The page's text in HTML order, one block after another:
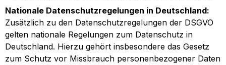
Nationale Datenschutzregelungen in Deutschland:
Zusätzlich zu den Datenschutzregelungen der DSGVO
gelten nationale Regelungen zum Datenschutz in
Deutschland. Hierzu gehört insbesondere das Gesetz
zum Schutz vor Missbrauch personenbezogener Daten